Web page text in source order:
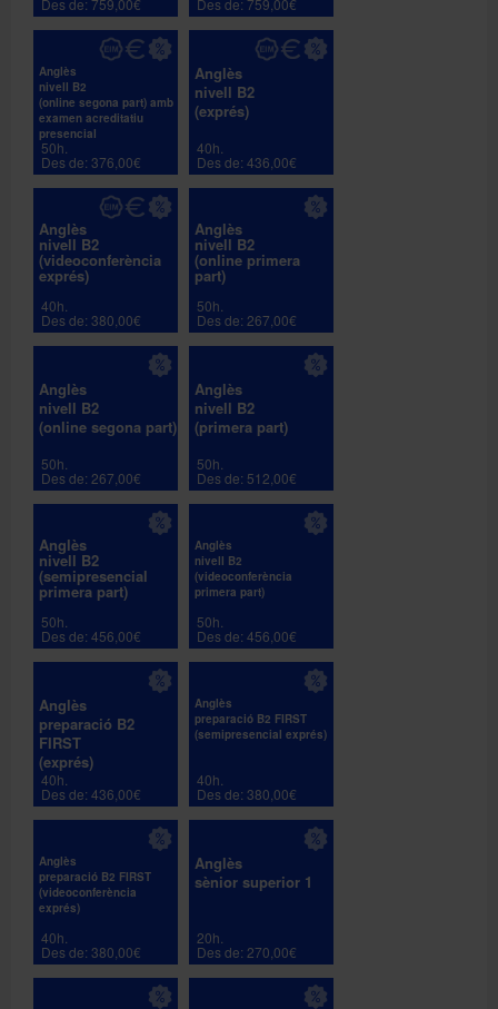
Des de: 759,00€ Des de: 759,00€
Anglès
nivell B2
(online segona part) amb
examen acreditatiu
presencial
50h.
Des de: 376,00€
Anglès
nivell B2
(exprés)
40h.
Des de: 436,00€
Anglès
nivell B2
(videoconferència
exprés)
40h.
Des de: 380,00€
Anglès
nivell B2
(online primera
part)
50h.
Des de: 267,00€
Anglès
nivell B2
(online segona part)
50h.
Des de: 267,00€
Anglès
nivell B2
(primera part)
50h.
Des de: 512,00€
Anglès
nivell B2
(semipresencial
primera part)
50h.
Des de: 456,00€
Anglès
nivell B2
(videoconferència
primera part)
50h.
Des de: 456,00€
Anglès
preparació B2
FIRST
(exprés)
40h.
Des de: 436,00€
Anglès
preparació B2 FIRST
(semipresencial exprés)
40h.
Des de: 380,00€
Anglès
preparació B2 FIRST
(videoconferència
exprés)
40h.
Des de: 380,00€
Anglès
sènior superior 1
20h.
Des de: 270,00€